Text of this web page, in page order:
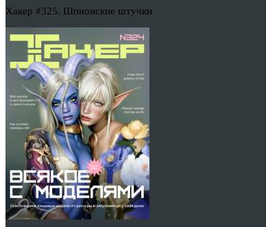
Хакер #325. Шпионские штучки